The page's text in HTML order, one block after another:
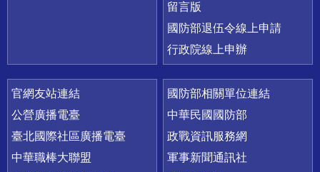
留言版
國防部退伍令線上申請
行政院線上申辦
官網友站連結
公營廣播電臺
臺北國際社區廣播電臺
中華職棒大聯盟
國防部相關單位連結
中華民國國防部
政戰資訊服務網
軍事新聞通訊社